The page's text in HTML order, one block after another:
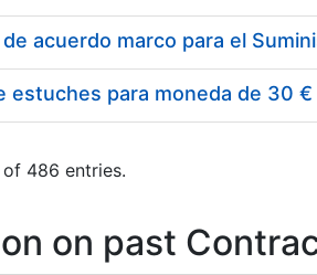
estuches para moneda de 30 €
486 entries.
on past